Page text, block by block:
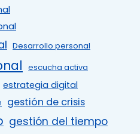
Desarrollo personal
escucha activa
estrategia digital
gestión de crisis
gestión del tiempo